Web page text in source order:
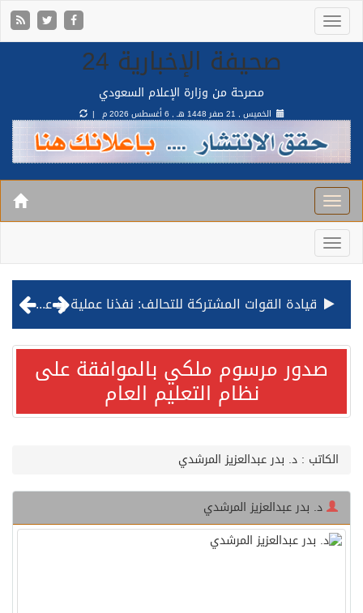
صحيفة الإخبارية 24
مصرحة من وزارة الإعلام السعودي
الخميس , 21 صفر 1448 هـ , 6 أغسطس 2026 م |
قيادة القوات المشتركة للتحالف: نفذنا عملية رد عسكري متناسبة لأهداف عسكرية مشروعة تابعة للمليشيا الحوثية الإرهابية في محافظة الحديدة
مصدر مسؤول بالهيئة العامة للنقل: استهداف السفينة السعودية NCC MASA خلال إبحارها في البحر الأحمر نتج عنه إصابة طفيفة في بدنها
وزارة الموارد البشرية والتنمية الاجتماعية تمدد مهلة تصحيح أوضاع رخص العمل حتى نهاية العام الحالي
صدور مرسوم ملكي بالموافقة على
نظام التعليم العام
الكاتب : د. بدر عبدالعزيز المرشدي
د. بدر عبدالعزيز المرشدي